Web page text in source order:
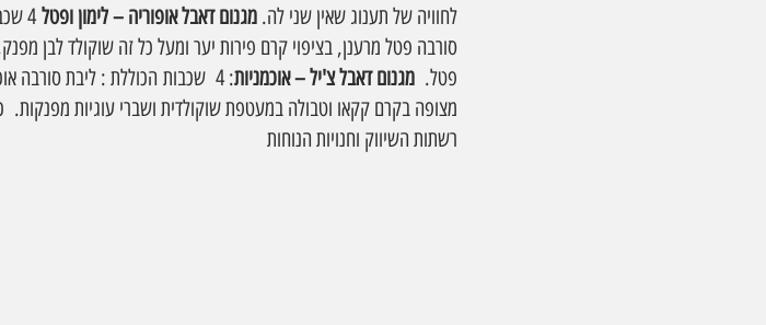
לחוויה של תענוג שאין שני לה. מגנום דאבל אופוריה – לימון ופטל
4
סורבה פטל מרענן, בציפוי קרם פירות יער ומעל כל זה שוקולד לבן
פטל. מגנום דאבל צ'יל – אוכמניות
: 4  שכבות הכוללת : ליבת סורבה
מצופה בקרם קקאו וטבולה במעטפת שוקולדית ושברי עוגיות מפנקות.
רשתות השיווק וחנויות הנוחות